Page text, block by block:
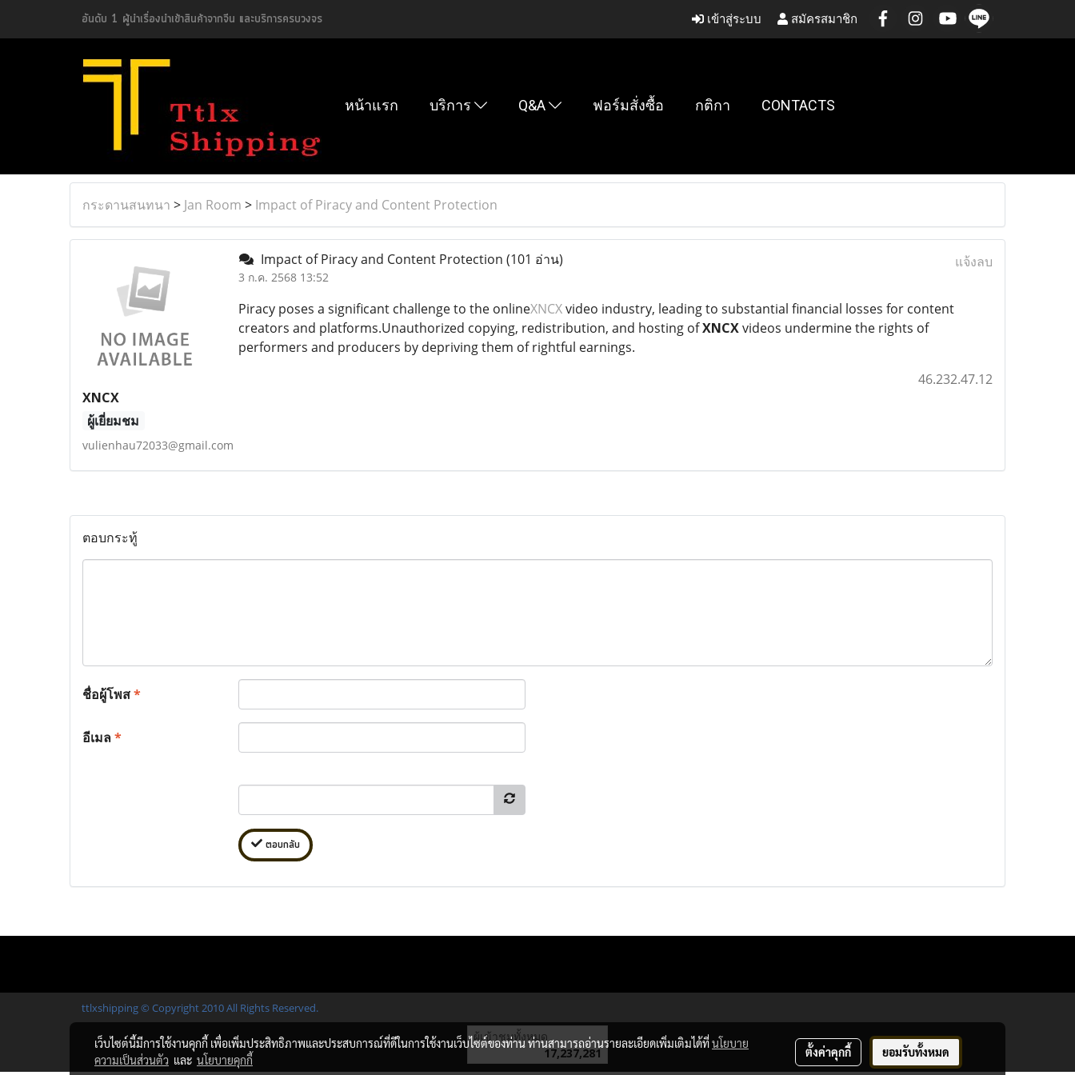
อันดับ 1 ผู้นำเรื่องนำเข้าสินค้าจากจีน และบริการครบวงจร เข้าสู่ระบบ สมัครสมาชิก
หน้าแรก บริการ Q&A ฟอร์มสั่งซื้อ กติกา CONTACTS
กระดานสนทนา > Jan Room > Impact of Piracy and Content Protection
XNCX
ผู้เยี่ยมชม
vulienhau72033@gmail.com
Impact of Piracy and Content Protection (101 อ่าน)
3 ก.ค. 2568 13:52
แจ้งลบ
Piracy poses a significant challenge to the onlineXNCXvideo industry, leading to substantial financial losses for content
creators and platforms.Unauthorized copying, redistribution, and hosting ofXNCXvideos undermine the rights of
performers and producers by depriving them of rightful earnings.
46.232.47.12
ตอบกระทู้
ชื่อผู้โพส*
อีเมล*
ตอบกลับ
ttlxshipping © Copyright 2010 All Rights Reserved.
ผู้เข้าชมทั้งหมด
17,237,281
เว็บไซต์นี้มีการใช้งานคุกกี้ เพื่อเพิ่มประสิทธิภาพและประสบการณ์ที่ดีในการใช้งานเว็บไซต์ของท่าน ท่านสามารถอ่านรายละเอียดเพิ่มเติมได้ที่นโยบาย
ความเป็นส่วนตัว และ นโยบายคุกกี้
ตั้งค่าคุกกี้ ยอมรับทั้งหมด